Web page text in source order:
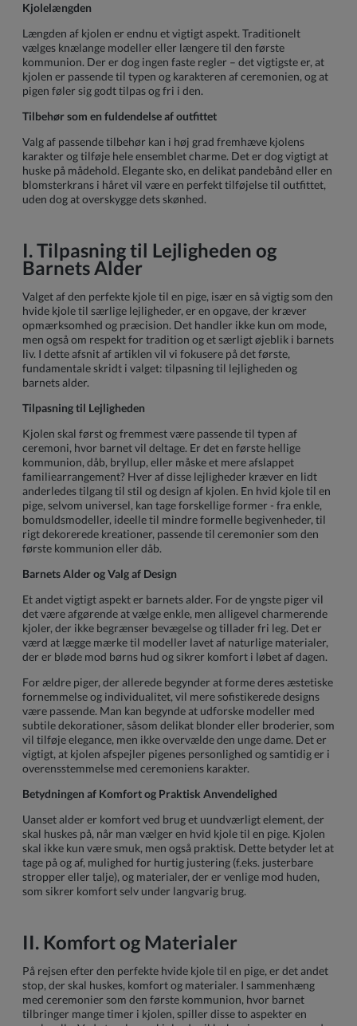
Kjolelængden
Længden af kjolen er endnu et vigtigt aspekt. Traditionelt
vælges knælange modeller eller længere til den første
kommunion. Der er dog ingen faste regler – det vigtigste er, at
kjolen er passende til typen og karakteren af ceremonien, og at
pigen føler sig godt tilpas og fri i den.
Tilbehør som en fuldendelse af outfittet
Valg af passende tilbehør kan i høj grad fremhæve kjolens
karakter og tilføje hele ensemblet charme. Det er dog vigtigt at
huske på mådehold. Elegante sko, en delikat pandebånd eller en
blomsterkrans i håret vil være en perfekt tilføjelse til outfittet,
uden dog at overskygge dets skønhed.
I. Tilpasning til Lejligheden og
Barnets Alder
Valget af den perfekte kjole til en pige, især en så vigtig som den
hvide kjole til særlige lejligheder, er en opgave, der kræver
opmærksomhed og præcision. Det handler ikke kun om mode,
men også om respekt for tradition og et særligt øjeblik i barnets
liv. I dette afsnit af artiklen vil vi fokusere på det første,
fundamentale skridt i valget: tilpasning til lejligheden og
barnets alder.
Tilpasning til Lejligheden
Kjolen skal først og fremmest være passende til typen af
ceremoni, hvor barnet vil deltage. Er det en første hellige
kommunion, dåb, bryllup, eller måske et mere afslappet
familiearrangement? Hver af disse lejligheder kræver en lidt
anderledes tilgang til stil og design af kjolen. En hvid kjole til en
pige, selvom universel, kan tage forskellige former - fra enkle,
bomuldsmodeller, ideelle til mindre formelle begivenheder, til
rigt dekorerede kreationer, passende til ceremonier som den
første kommunion eller dåb.
Barnets Alder og Valg af Design
Et andet vigtigt aspekt er barnets alder. For de yngste piger vil
det være afgørende at vælge enkle, men alligevel charmerende
kjoler, der ikke begrænser bevægelse og tillader fri leg. Det er
værd at lægge mærke til modeller lavet af naturlige materialer,
der er bløde mod børns hud og sikrer komfort i løbet af dagen.
For ældre piger, der allerede begynder at forme deres æstetiske
fornemmelse og individualitet, vil mere sofistikerede designs
være passende. Man kan begynde at udforske modeller med
subtile dekorationer, såsom delikat blonder eller broderier, som
vil tilføje elegance, men ikke overvælde den unge dame. Det er
vigtigt, at kjolen afspejler pigenes personlighed og samtidig er i
overensstemmelse med ceremoniens karakter.
Betydningen af Komfort og Praktisk Anvendelighed
Uanset alder er komfort ved brug et uundværligt element, der
skal huskes på, når man vælger en hvid kjole til en pige. Kjolen
skal ikke kun være smuk, men også praktisk. Dette betyder let at
tage på og af, mulighed for hurtig justering (f.eks. justerbare
stropper eller talje), og materialer, der er venlige mod huden,
som sikrer komfort selv under langvarig brug.
II. Komfort og Materialer
På rejsen efter den perfekte hvide kjole til en pige, er det andet
stop, der skal huskes, komfort og materialer. I sammenhæng
med ceremonier som den første kommunion, hvor barnet
tilbringer mange timer i kjolen, spiller disse to aspekter en